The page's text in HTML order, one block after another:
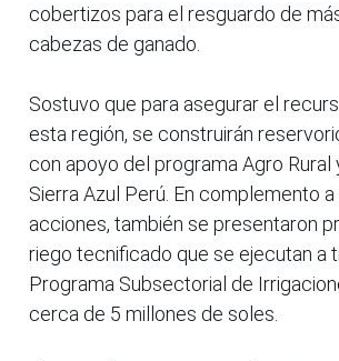
cobertizos para el resguardo de
cabezas de ganado.
Sostuvo que para asegurar el
esta región, se construirán
con apoyo del programa Agro Rural
Sierra Azul Perú. En complemento
acciones, también se presentaron
riego tecnificado que se ejecutan a
Programa Subsectorial de
cerca de 5 millones de soles.